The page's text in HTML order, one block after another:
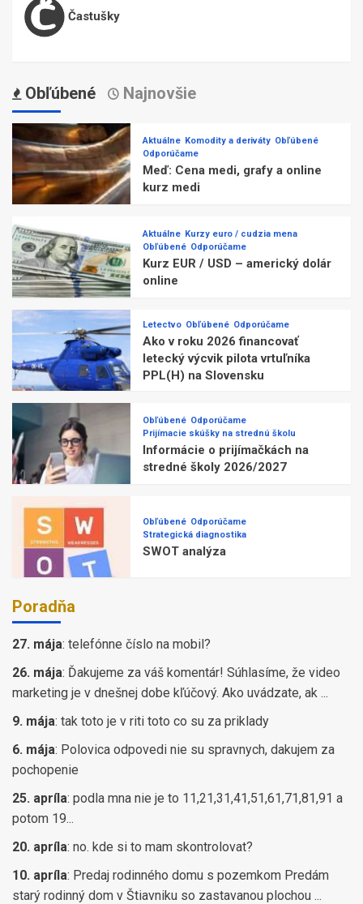
Častušky
Obľúbené Najnovšie
Aktuálne Komodity a deriváty Obľúbené
Odporúčame
Meď: Cena medi, grafy a online
kurz medi
Aktuálne Kurzy euro / cudzia mena
Obľúbené Odporúčame
Kurz EUR / USD – americký dolár
online
Letectvo Obľúbené Odporúčame
Ako v roku 2026 financovať
letecký výcvik pilota vrtuľníka
PPL(H) na Slovensku
Obľúbené Odporúčame
Prijímacie skúšky na strednú školu
Informácie o prijímačkách na
stredné školy 2026/2027
Obľúbené Odporúčame
Strategická diagnostika
SWOT analýza
Poradňa
27. mája: telefónne číslo na mobil?
26. mája: Ďakujeme za váš komentár! Súhlasíme, že video
marketing je v dnešnej dobe kľúčový. Ako uvádzate, ak ...
9. mája: tak toto je v riti toto co su za priklady
6. mája: Polovica odpovedi nie su spravnych, dakujem za
pochopenie
25. apríla: podla mna nie je to 11,21,31,41,51,61,71,81,91 a
potom 19...
20. apríla: no. kde si to mam skontrolovat?
10. apríla: Predaj rodinného domu s pozemkom Predám
starý rodinný dom v Štiavniku so zastavanou plochou ...